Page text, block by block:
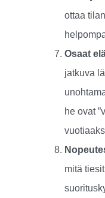
ottaa
Osaat
jatkuva
he ovat
mitä